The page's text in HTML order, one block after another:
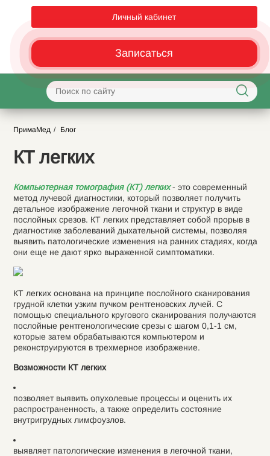
Личный кабинет
Записаться
ПримаМед Блог
КТ легких
Компьютерная томография (КТ) легких- это современный
метод лучевой диагностики, который позволяет получить
детальное изображение легочной ткани и структур в виде
послойных срезов. КТ легких представляет собой прорыв в
диагностике заболеваний дыхательной системы, позволяя
выявить патологические изменения на ранних стадиях, когда
они еще не дают ярко выраженной симптоматики.
КТ легких основана на принципе послойного сканирования
грудной клетки узким пучком рентгеновских лучей. С
помощью специального кругового сканирования получаются
послойные рентгенологические срезы с шагом 0,1-1 см,
которые затем обрабатываются компьютером и
реконструируются в трехмерное изображение.
Возможности КТ легких
позволяет выявить опухолевые процессы и оценить их
распространенность, а также определить состояние
внутригрудных лимфоузлов.
выявляет патологические изменения в легочной ткани,